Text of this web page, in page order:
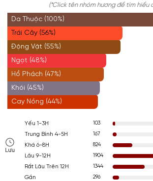
(*Click tên nhóm hương để tìm hiểu
Da Thuộc (100%)
Trái Cây (56%)
Động Vật (55%)
Ngọt (48%)
Hổ Phách (47%)
Khói (45%)
Cay Nồng (44%)
Lưu
Yếu 1-3H
103
Trung Bình 4-5H
167
Khá 6-8H
824
Lâu 9-12H
1904
Rất Lâu Trên 12H
1344
Gần
296